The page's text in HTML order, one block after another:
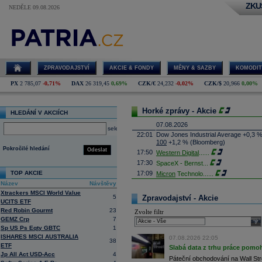
NEDĚLE 09.08.2026
ZPRAVODAJSTVÍ AKCIE & FONDY MĚNY & SAZBY
PX 2 785,07 -0,71% DAX 26 319,45 0,69% CZK/€ 24,232 -0,02% CZK/$ 20,966 0,00%
HLEDÁNÍ V AKCIÍCH
select
Odeslat
Pokročilé hledání
TOP AKCIE
Název
Návštěvy
Xtrackers MSCI World Value
UCITS ETF
5
Red Robin Gourmt
23
GEMZ Crp
7
Sp US Ps Eqty GBTC
1
ISHARES MSCI AUSTRALIA
ETF
38
Jp All Act USD-Acc
4
Horké zprávy - Akcie
07.08.2026
22:01
Dow Jones Industrial Average +0,3
100 +1,2 % (Bloomberg)
17:50 Western Digital
17:30 SpaceX - Bernst
17:09 Micron Technolo
16:26
Objem obchodů s akciemi na
obchodů za poslední rok je 0,665
16:23 Zvýšení výroby balistických střel
nějakou dobu potrvá. Agentuře
Armin Papperger. Společná výroba
doplnit arzenál Spojeným státům,
(ČTK)
16:07 Conocophillips
Zpravodajství - Akcie
Zvolte filtr
07.08.2026 22:05
Slabá data z trhu práce
Páteční obchodování na Wall